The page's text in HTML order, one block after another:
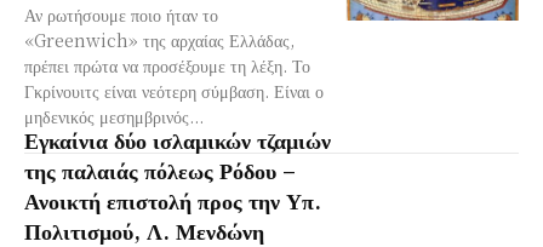
Αν ρωτήσουμε ποιο ήταν το
«Greenwich» της αρχαίας Ελλάδας,
πρέπει πρώτα να προσέξουμε τη λέξη. Το
Γκρίνουιτς είναι νεότερη σύμβαση. Είναι ο
μηδενικός μεσημβρινός...
Εγκαίνια δύο ισλαμικών τζαμιών
της παλαιάς πόλεως Ρόδου –
Ανοικτή επιστολή προς την Υπ.
Πολιτισμού, Λ. Μενδώνη